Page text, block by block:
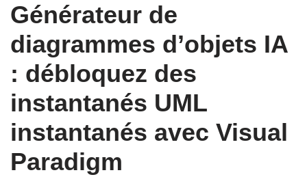
Générateur de
diagrammes d’objets IA
: débloquez des
instantanés UML
instantanés avec Visual
Paradigm